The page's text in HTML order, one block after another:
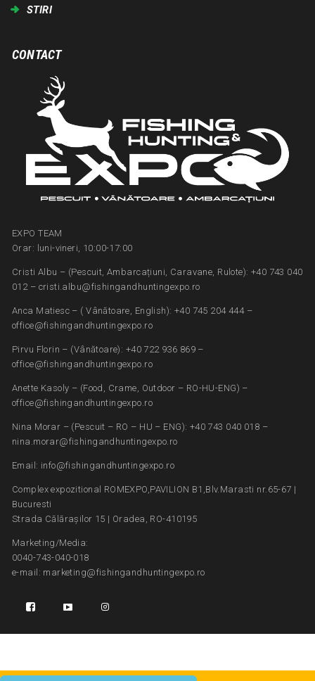
STIRI
CONTACT
EXPO TEAM
Orar: luni-vineri, 10:00-17:00
Cristi Albu – (Pescuit, Ambarcațiuni, Caravane, Rulote): +40 743 040
012 – cristi.albu@fishingandhuntingexpo.ro
Anca Matiesc – ( Vânătoare, English): +40 745 204 444 –
office@fishingandhuntingexpo.ro
Pirvu Florin – (Vânătoare): +40 722 936 869 –
office@fishingandhuntingexpo.ro
Anette Kasoly – (Food, Crame, Outdoor – RO-HU-ENG) –
office@fishingandhuntingexpo.ro
Nina Morar – (Pescuit – RO – HU – ENG): +40 743 040 018 –
nina.morar@fishingandhuntingexpo.ro
Email: info@fishingandhuntingexpo.ro
Complex expozitional ROMEXPO,PAVILION B1,Blv.Marasti nr.65-67 |
Bucuresti
Strada Călărașilor 15 | Oradea, RO-410195
Marketing/Media:
0040-743-040-018
e-mail: marketing@fishingandhuntingexpo.ro